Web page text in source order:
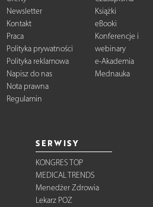
Newsletter
Kontakt
Praca
Polityka prywatności
Polityka reklamowa
Napisz do nas
Nota prawna
Regulamin
Książki
eBooki
Konferencje i
webinary
e-Akademia
Mednauka
SERWISY
KONGRES TOP
MEDICAL TRENDS
Menedżer Zdrowia
Lekarz POZ